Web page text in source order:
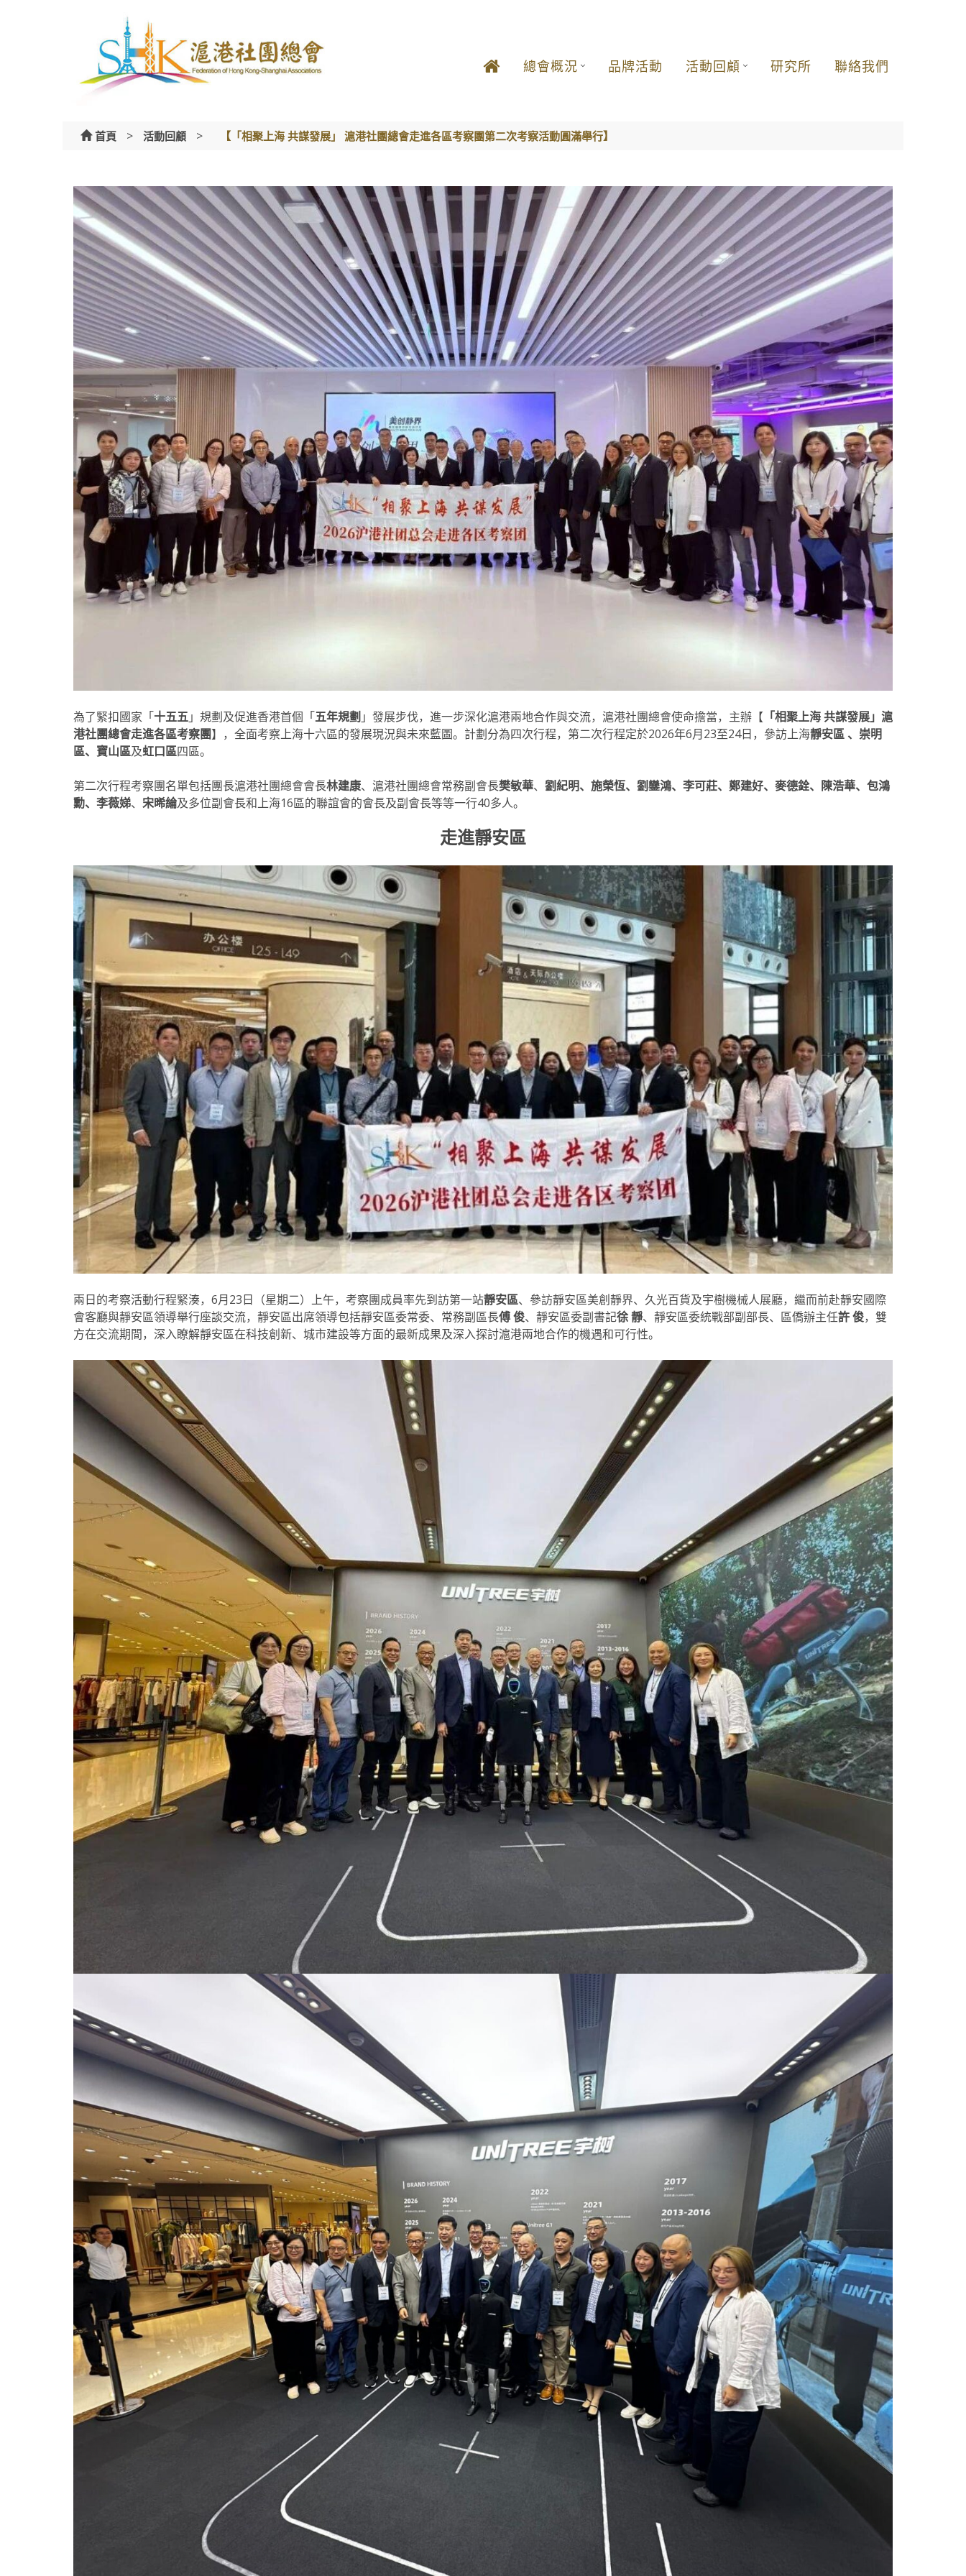
總會概況 品牌活動 活動回顧 研究所 聯絡我們
首頁 > 活動回顧 > 【「相聚上海 共謀發展」 滬港社團總會走進各區考察團第二次考察活動圓滿舉行】
為了緊扣國家「十五五」規劃及促進香港首個「五年規劃 」發展步伐，進一步深化滬港兩地合作與交流，滬港社團總會使命擔當，主辦【 「相聚上海 共謀發展」滬
港社團總會走進各區考察團】，全面考察上海十六區的發展現況與未來藍圖。計劃分為四次行程，第二次行程定於2026年6月23至24日，參訪上海靜安區 、崇明
區、寶山區及虹口區四區。
第二次行程考察團名單包括團長滬港社團總會會長林建康、滬港社團總會常務副會長樊敏華、 劉紀明、施榮恆、劉鑾鴻、李可莊、鄭建好、麥德銓、陳浩華、包鴻
勳、李薇娣、 宋晞綸及多位副會長和上海16區的聯誼會的會長及副會長等等一行40多人。
走進靜安區
兩日的考察活動行程緊湊，6月23日（星期二）上午，考察團成員率先到訪第一站靜安區、參訪靜安區美創靜界、久光百貨及宇樹機械人展廳，繼而前赴靜安國際
會客廳與靜安區領導舉行座談交流，靜安區出席領導包括靜安區委常委、常務副區長傅 俊、靜安區委副書記徐 靜、靜安區委統戰部副部長、區僑辦主任許 俊，雙
方在交流期間，深入瞭解靜安區在科技創新、城市建設等方面的最新成果及深入探討滬港兩地合作的機遇和可行性。